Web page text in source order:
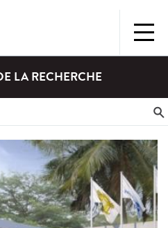
LA RECHERCHE